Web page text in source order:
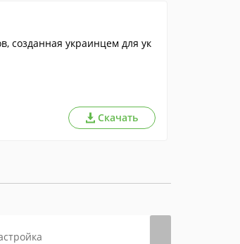
созданная украинцем для ук
Скачать